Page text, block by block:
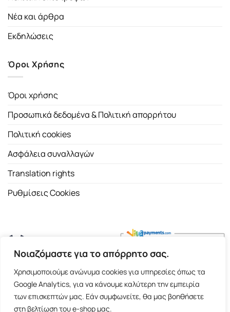
Νοιαζόμαστε για το απόρρητο σας.
Χρησιμοποιούμε ανώνυμα cookies για υπηρεσίες όπως τα
Google Analytics, για να κάνουμε καλύτερη την εμπειρία
των επισκεπτών μας. Εάν συμφωνείτε, θα μας βοηθήσετε
στη βελτίωση του e-shop μας.
Νέα και άρθρα
Εκδηλώσεις
Όροι Χρήσης
Όροι χρήσης
Προσωπικά δεδομένα & Πολιτική απορρήτου
Πολιτική cookies
Ασφάλεια συναλλαγών
Translation rights
Ρυθμίσεις Cookies
Copyright 2026 ©Εκδοτικός Οίκος Α.Α. Λιβάνη| All rights
reserved.
Σόλωνος 98, 10680 Αθήνα | Τ:2103661200- F: 2103617791